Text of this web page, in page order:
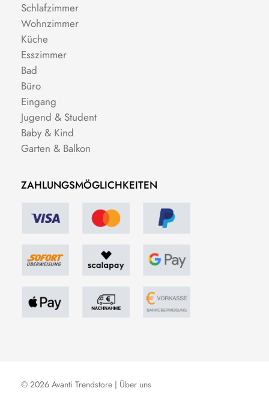
Schlafzimmer
Wohnzimmer
Küche
Esszimmer
Bad
Büro
Eingang
Jugend & Student
Baby & Kind
Garten & Balkon
ZAHLUNGSMÖGLICHKEITEN
© 2026 Avanti Trendstore | Über uns